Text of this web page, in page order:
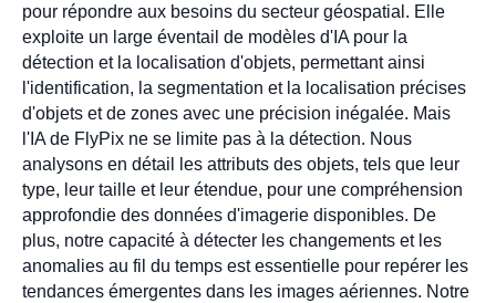
pour répondre aux besoins du secteur géospatial. Elle
exploite un large éventail de modèles d'IA pour la
détection et la localisation d'objets, permettant ainsi
l'identification, la segmentation et la localisation précises
d'objets et de zones avec une précision inégalée. Mais
l'IA de FlyPix ne se limite pas à la détection. Nous
analysons en détail les attributs des objets, tels que leur
type, leur taille et leur étendue, pour une compréhension
approfondie des données d'imagerie disponibles. De
plus, notre capacité à détecter les changements et les
anomalies au fil du temps est essentielle pour repérer les
tendances émergentes dans les images aériennes. Notre